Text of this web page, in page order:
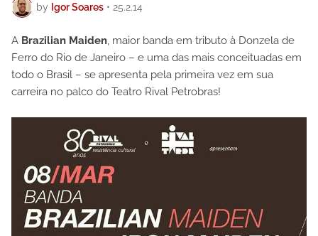
by Igor Soares • 25.2.14
A Brazilian Maiden, maior banda em tributo à Donzela de
Ferro do Rio de Janeiro – e uma das mais conceituadas em
todo o Brasil – se apresenta pela primeira vez em sua
carreira no palco do Teatro Rival Petrobras!